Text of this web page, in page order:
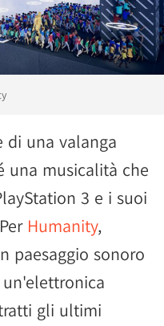
una valanga
una musicalità che
3 e i suoi
Humanity,
paesaggio sonoro
gli ultimi